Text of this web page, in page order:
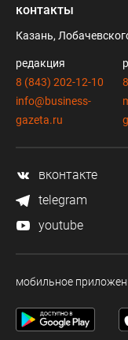
контакты
Казань,
редакция
8 (843) 202-12-10
info@business-
gazeta.ru
вконтакте
telegram
youtube
мобильное